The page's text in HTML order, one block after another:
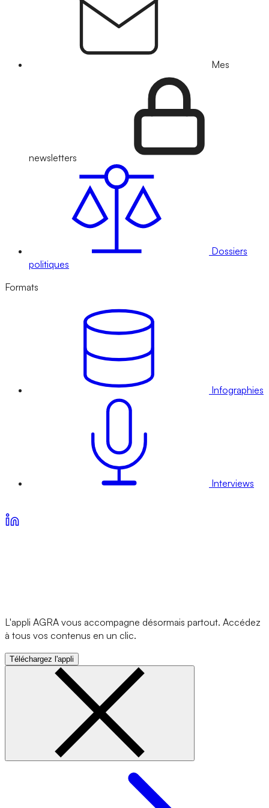
Mes
newsletters
Dossiers
politiques
Formats
Infographies
Interviews
L'appli AGRA vous accompagne désormais partout. Accédez
à tous vos contenus en un clic.
Téléchargez l'appli